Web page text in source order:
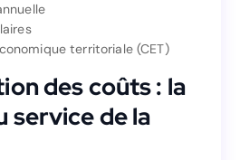
territoriale (CET)
des coûts : la
service de la
mensuelle ou trimestrielle
Liasse fiscale annuelle
Taxe sur les salaires
territoriale (CET)
des coûts : la
au service de la